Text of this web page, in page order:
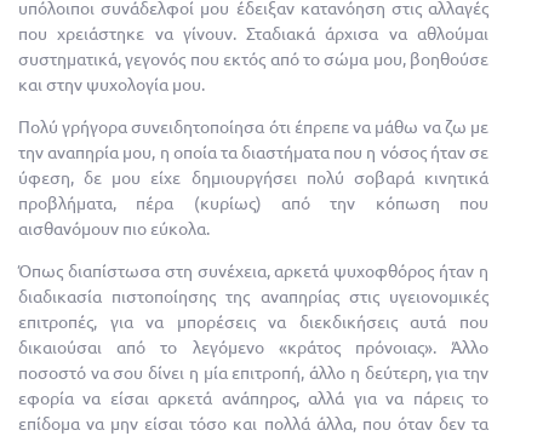
υπόλοιποι συνάδελφοί μου έδειξαν κατανόηση στις αλλαγές
που χρειάστηκε να γίνουν. Σταδιακά άρχισα να αθλούμαι
συστηματικά, γεγονός που εκτός από το σώμα μου, βοηθούσε
και στην ψυχολογία μου.
Πολύ γρήγορα συνειδητοποίησα ότι έπρεπε να μάθω να ζω με
την αναπηρία μου, η οποία τα διαστήματα που η νόσος ήταν σε
ύφεση, δε μου είχε δημιουργήσει πολύ σοβαρά κινητικά
προβλήματα, πέρα (κυρίως) από την κόπωση που
αισθανόμουν πιο εύκολα.
Όπως διαπίστωσα στη συνέχεια, αρκετά ψυχοφθόρος ήταν η
διαδικασία πιστοποίησης της αναπηρίας στις υγειονομικές
επιτροπές, για να μπορέσεις να διεκδικήσεις αυτά που
δικαιούσαι από το λεγόμενο «κράτος πρόνοιας». Άλλο
ποσοστό να σου δίνει η μία επιτροπή, άλλο η δεύτερη, για την
εφορία να είσαι αρκετά ανάπηρος, αλλά για να πάρεις το
επίδομα να μην είσαι τόσο και πολλά άλλα, που όταν δεν τα